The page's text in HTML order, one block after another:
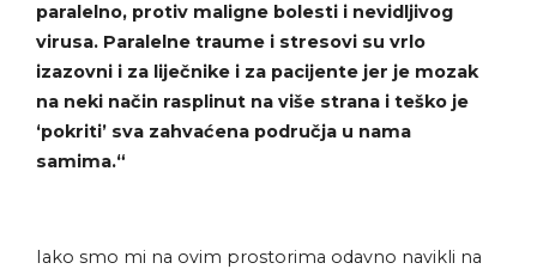
paralelno, protiv maligne bolesti i nevidljivog
virusa. Paralelne traume i stresovi su vrlo
izazovni i za liječnike i za pacijente jer je mozak
na neki način rasplinut na više strana i teško je
‘pokriti’ sva zahvaćena područja u nama
samima.“
Iako smo mi na ovim prostorima odavno navikli na